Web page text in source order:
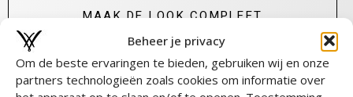
Beheer je privacy
Om de beste ervaringen te bieden, gebruiken wij en onze
partners technologieën zoals cookies om informatie over
MAAK DE LOOK COMPLEET
DEEL DIT PRODUCT